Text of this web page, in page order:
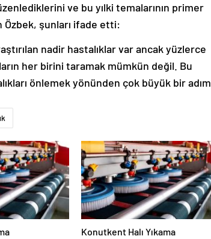
ve bu yılki temalarının primer
şunları ifade etti:
nadir hastalıklar var ancak yüzlerce
her birini taramak mümkün değil. Bu
önlemek yönünden çok büyük bir adım
Konutkent Halı Yıkama